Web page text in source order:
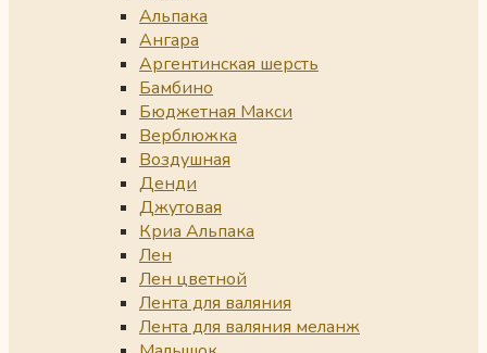
Альпака
Ангара
Аргентинская шерсть
Бамбино
Бюджетная Макси
Верблюжка
Воздушная
Денди
Джутовая
Криа Альпака
Лен
Лен цветной
Лента для валяния
Лента для валяния меланж